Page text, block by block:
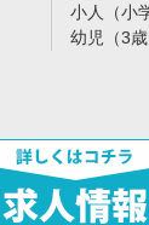
小人（小
幼児（3